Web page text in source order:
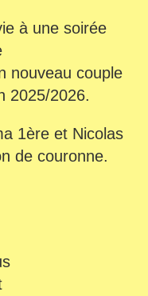
à une soirée
nouveau couple
2025/2026.
1ère et Nicolas
de couronne.